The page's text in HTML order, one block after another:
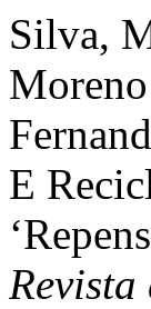
Silva,
E